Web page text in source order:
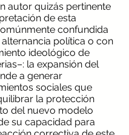
autor quizás pertinente
de esta
confundida
política o con
ideológico de
la expansión del
a generar
sociales que
la protección
del nuevo modelo
su capacidad para